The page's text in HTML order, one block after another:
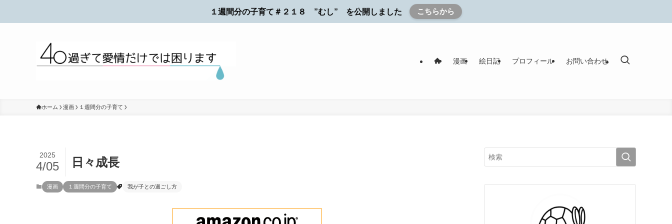
１週間分の子育て＃２１８ ”むし” を公開しました こちらから
漫画 絵日記 プロフィール お問い合わせ
ホーム 漫画 １週間分の子育て
日々成長
2025
4/05
漫画 １週間分の子育て 我が子との過ごし方